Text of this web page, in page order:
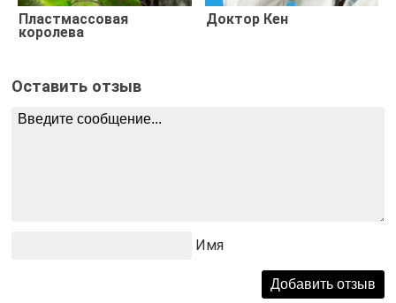
Пластмассовая
королева
Доктор Кен
Оставить отзыв
Имя